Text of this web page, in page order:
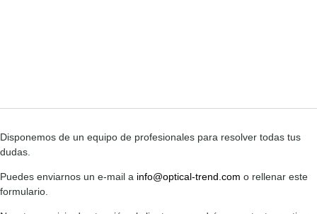
Disponemos de un equipo de profesionales para resolver todas tus
dudas.
Puedes enviarnos un e-mail a info@optical-trend.com o rellenar este
formulario.